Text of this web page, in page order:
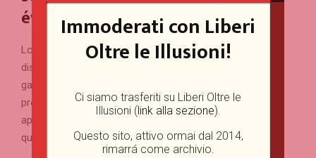
événements de pêche sur glace ?
Lors des événements de pêche sur glace, plusieurs
dispositions de sécurité sont mises en œuvre pour
garantir le sécurité des participants. Les organisateurs
procèdent généralement à des vérifications
approfondies de l’épaisseur de la glace afin de s’assurer
qu’elle respecte les normes de sécurité.
Immoderati con Liberi
Oltre le Illusioni!
Ci siamo trasferiti su Liberi Oltre le
Illusioni (link alla sezione).
Questo sito, attivo ormai dal 2014,
rimarrá come archivio.